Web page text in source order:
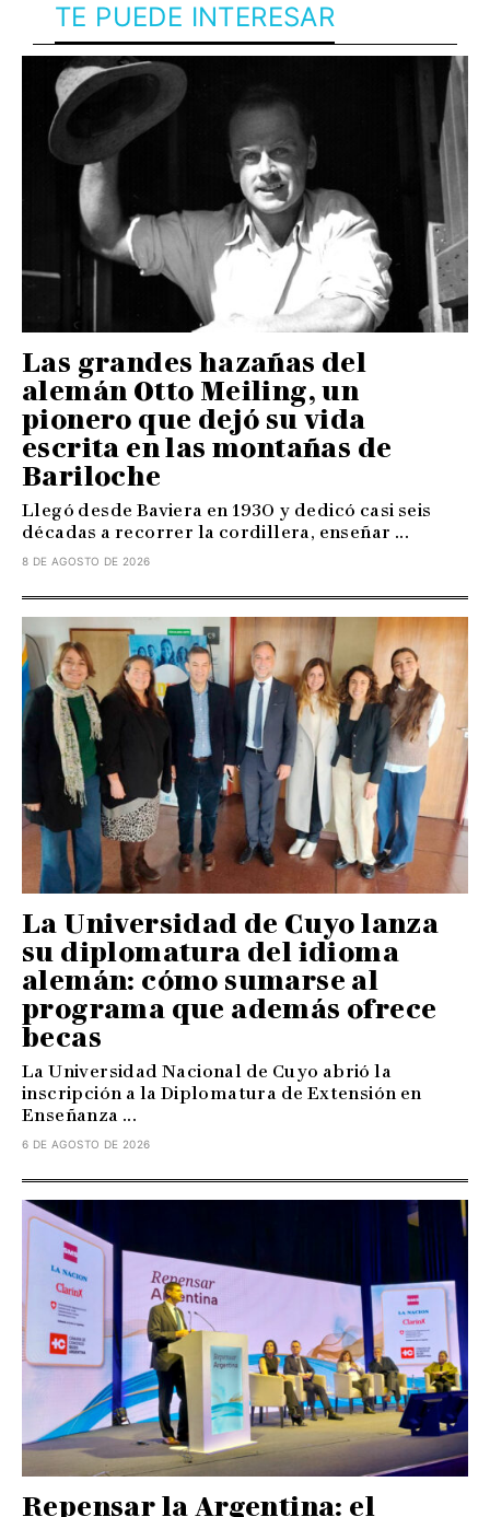
TE PUEDE INTERESAR
Las grandes hazañas del
alemán Otto Meiling, un
pionero que dejó su vida
escrita en las montañas de
Bariloche
Llegó desde Baviera en 1930 y dedicó casi seis
décadas a recorrer la cordillera, enseñar ...
8 DE AGOSTO DE 2026
La Universidad de Cuyo lanza
su diplomatura del idioma
alemán: cómo sumarse al
programa que además ofrece
becas
La Universidad Nacional de Cuyo abrió la
inscripción a la Diplomatura de Extensión en
Enseñanza ...
6 DE AGOSTO DE 2026
Repensar la Argentina: el